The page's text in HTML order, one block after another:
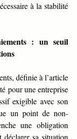
à la stabilité
: un seuil
définie à l’article
pour une entreprise
exigible avec son
un point de non-
une obligation
sa situation